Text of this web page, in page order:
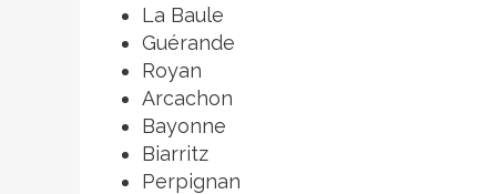
La Baule
Guérande
Royan
Arcachon
Bayonne
Biarritz
Perpignan